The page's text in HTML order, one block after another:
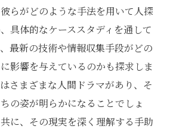
らがどのような手法を用いて人探
具体的なケーススタディを通して
最新の技術や情報収集手段がどの
影響を与えているのかも探求しま
さまざまな人間ドラマがあり、そ
の姿が明らかになることでしょ
に、その現実を深く理解する手助